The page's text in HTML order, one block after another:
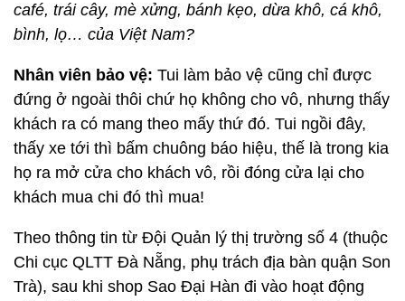
café, trái cây, mè xửng, bánh kẹo, dừa khô, cá khô,
bình, lọ… của Việt Nam?
Nhân viên bảo vệ: Tui làm bảo vệ cũng chỉ được
đứng ở ngoài thôi chứ họ không cho vô, nhưng thấy
khách ra có mang theo mấy thứ đó. Tui ngồi đây,
thấy xe tới thì bấm chuông báo hiệu, thế là trong kia
họ ra mở cửa cho khách vô, rồi đóng cửa lại cho
khách mua chi đó thì mua!
Theo thông tin từ Đội Quản lý thị trường số 4 (thuộc
Chi cục QLTT Đà Nẵng, phụ trách địa bàn quận Son
Trà), sau khi shop Sao Đại Hàn đi vào hoạt động